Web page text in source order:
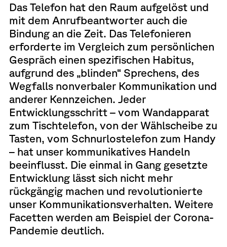
Das Telefon hat den Raum aufgelöst und
mit dem Anrufbeantworter auch die
Bindung an die Zeit. Das Telefonieren
erforderte im Vergleich zum persönlichen
Gespräch einen spezifischen Habitus,
aufgrund des „blinden“ Sprechens, des
Wegfalls nonverbaler Kommunikation und
anderer Kennzeichen. Jeder
Entwicklungsschritt – vom Wandapparat
zum Tischtelefon, von der Wählscheibe zu
Tasten, vom Schnurlostelefon zum Handy
– hat unser kommunikatives Handeln
beeinflusst. Die einmal in Gang gesetzte
Entwicklung lässt sich nicht mehr
rückgängig machen und revolutionierte
unser Kommunikationsverhalten. Weitere
Facetten werden am Beispiel der Corona-
Pandemie deutlich.